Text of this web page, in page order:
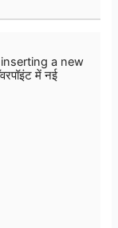
a new
में नई